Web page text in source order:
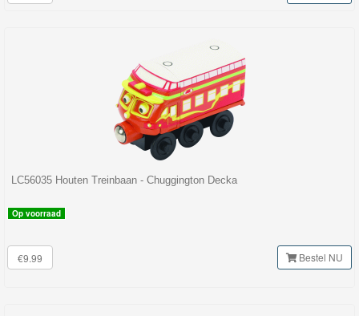
LC56035 Houten Treinbaan - Chuggington Decka
Op voorraad
€9.99 Bestel NU